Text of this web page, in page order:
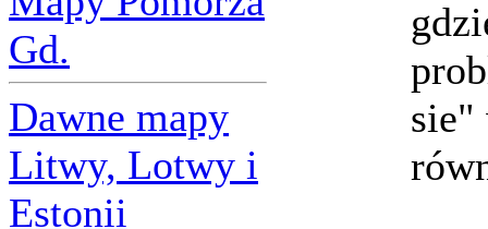
Gd.
Dawne mapy
Litwy, Lotwy i
Estonii
sie"